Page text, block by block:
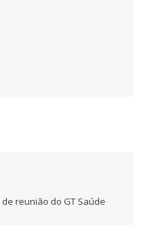
reunião do GT Saúde